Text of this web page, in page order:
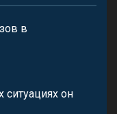
в
ситуациях он